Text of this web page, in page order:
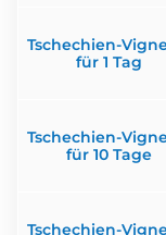
Tschechien-
für 1 Tag
Tschechien-
für 10 Tage
Tschechien-